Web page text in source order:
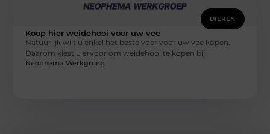
DIEREN
Koop hier weidehooi voor uw vee
Natuurlijk wilt u enkel het beste voer voor uw vee kopen.
Daarom kiest u ervoor om weidehooi te kopen bij
Neophema Werkgroep